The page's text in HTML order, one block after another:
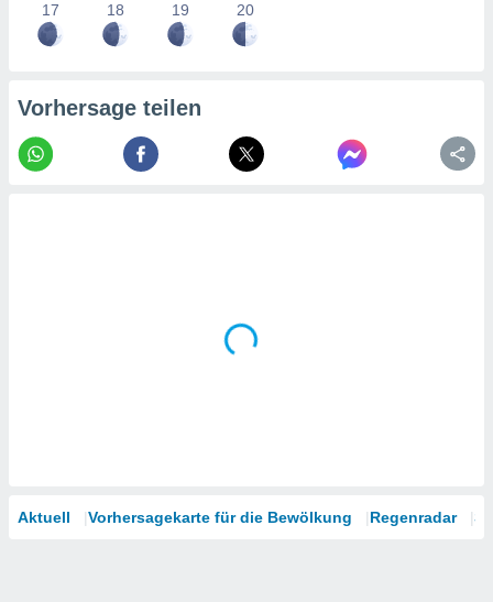
17 18 19 20
Vorhersage teilen
Aktuell Vorhersagekarte für die Bewölkung Regenradar